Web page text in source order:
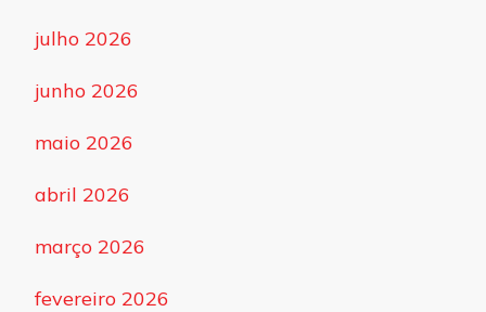
julho 2026
junho 2026
maio 2026
abril 2026
março 2026
fevereiro 2026